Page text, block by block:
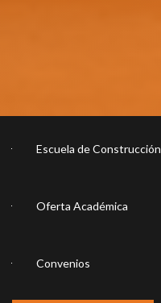
Escuela de Construcción
Oferta Académica
Convenios